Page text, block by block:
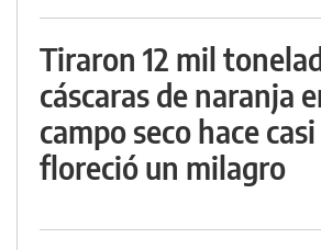
Tiraron 12 mil
cáscaras de naranja
campo seco hace
floreció un milagro